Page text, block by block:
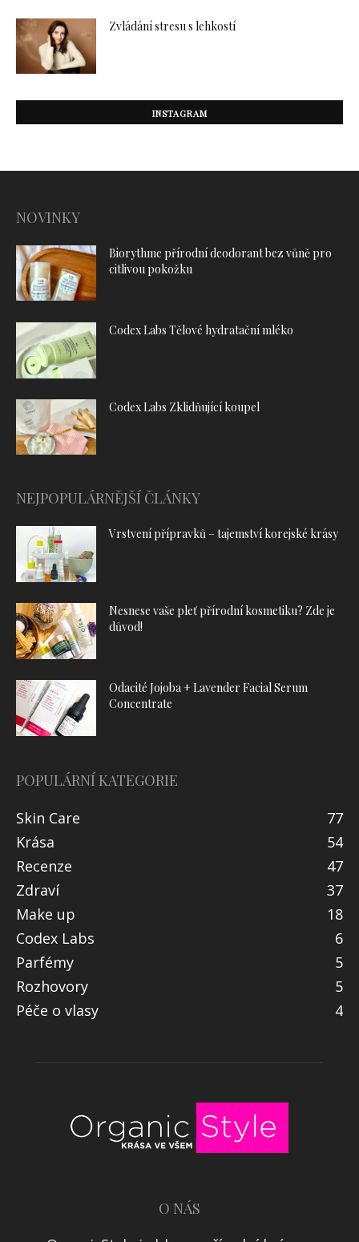
Zvládání stresu s lehkostí
INSTAGRAM
NOVINKY
Biorythme přírodní deodorant bez vůně pro
citlivou pokožku
Codex Labs Tělové hydratační mléko
Codex Labs Zklidňující koupel
NEJPOPULÁRNĚJŠÍ ČLÁNKY
Vrstvení přípravků – tajemství korejské krásy
Nesnese vaše pleť přírodní kosmetiku? Zde je
důvod!
Odacité Jojoba + Lavender Facial Serum
Concentrate
POPULÁRNÍ KATEGORIE
Skin Care
77
Krása
54
Recenze
47
Zdraví
37
Make up
18
Codex Labs
6
Parfémy
5
Rozhovory
5
Péče o vlasy
4
O NÁS